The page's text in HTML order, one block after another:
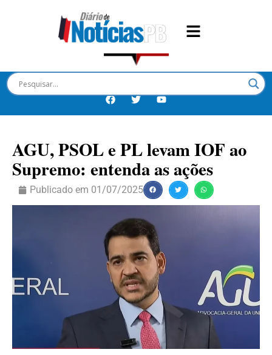
AGU, PSOL e PL levam IOF ao
Supremo: entenda as ações
Publicado em 01/07/2025